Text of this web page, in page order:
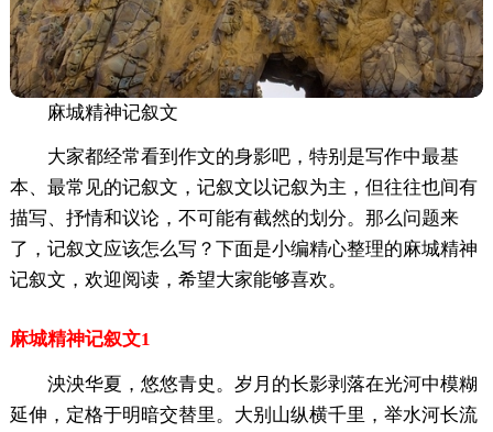
麻城精神记叙文
大家都经常看到作文的身影吧，特别是写作中最基
本、最常见的记叙文，记叙文以记叙为主，但往往也间有
描写、抒情和议论，不可能有截然的划分。那么问题来
了，记叙文应该怎么写？下面是小编精心整理的麻城精神
记叙文，欢迎阅读，希望大家能够喜欢。
麻城精神记叙文1
泱泱华夏，悠悠青史。岁月的长影剥落在光河中模糊
延伸，定格于明暗交替里。大别山纵横千里，举水河长流